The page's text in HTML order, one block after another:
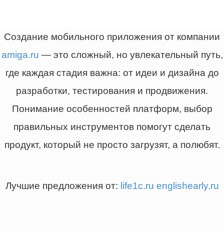
Создание мобильного приложения от компании
amiga.ru — это сложный, но увлекательный путь,
где каждая стадия важна: от идеи и дизайна до
разработки, тестирования и продвижения.
Понимание особенностей платформ, выбор
правильных инструментов помогут сделать
продукт, который не просто загрузят, а полюбят.
Лучшие предложения от: life1c.ru englishearly.ru